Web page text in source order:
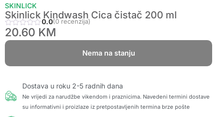
SKINLICK
Skinlick Kindwash Cica čistač 200 ml
0.0(0 recenzija)
20.60 KM
Nema na stanju
Dostava u roku 2-5 radnih dana
Ne vrijedi za narudžbe vikendom i praznicima. Navedeni termini dostave
su informativni i proizlaze iz pretpostavljenih termina brze pošte